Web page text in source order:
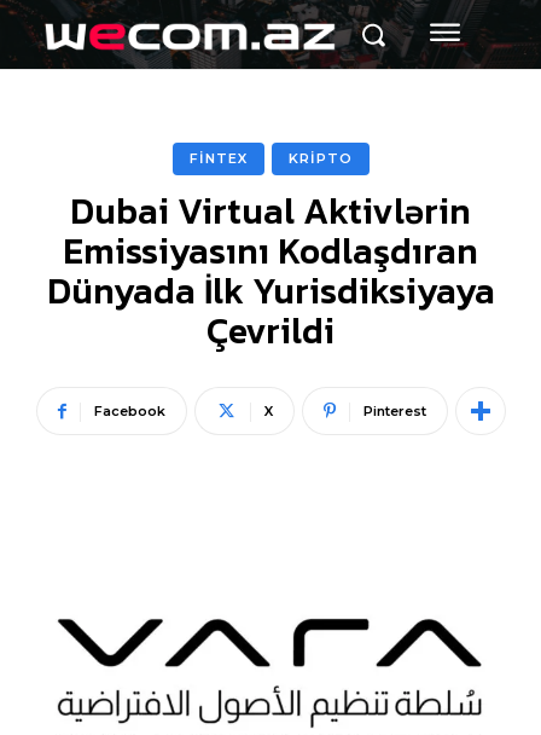
FİNTEX KRİPTO
Dubai Virtual Aktivlərin
Emissiyasını Kodlaşdıran
Dünyada İlk Yurisdiksiyaya
Çevrildi
Facebook X Pinterest